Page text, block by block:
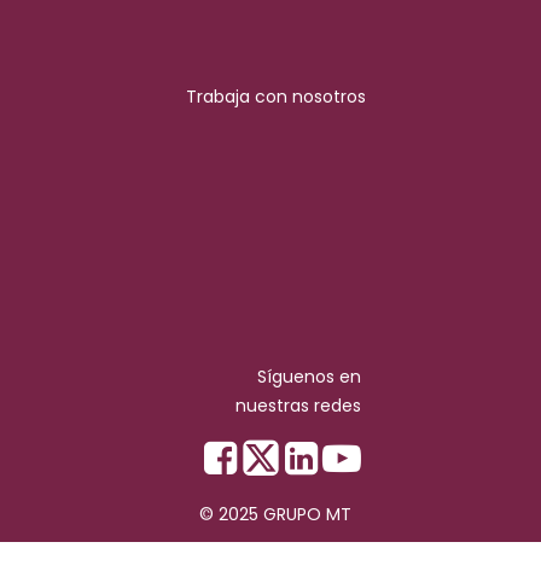
Trabaja con nosotros
Síguenos en
nuestras redes
© 2025 GRUPO MT